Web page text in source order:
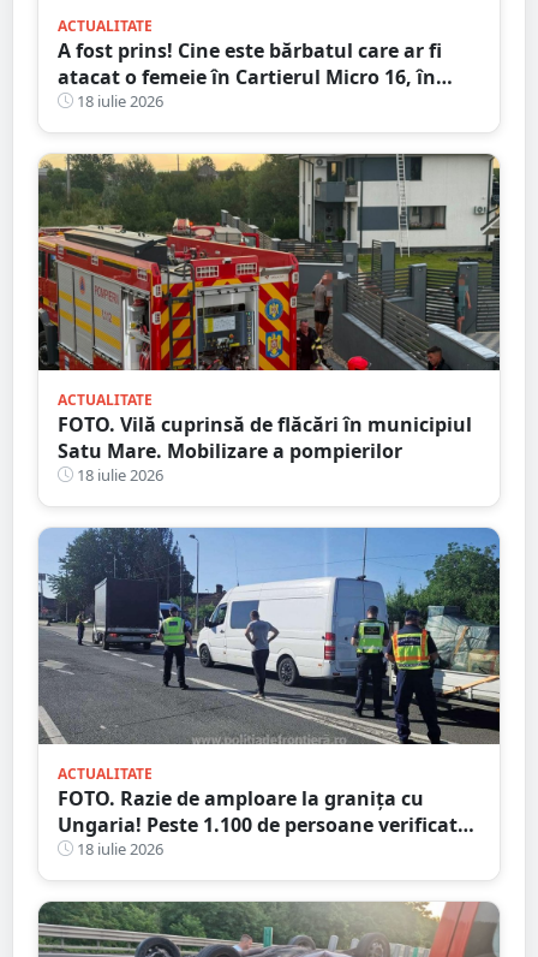
ACTUALITATE
A fost prins! Cine este bărbatul care ar fi
atacat o femeie în Cartierul Micro 16, în
plină zi, pe stradă
18 iulie 2026
ACTUALITATE
FOTO. Vilă cuprinsă de flăcări în municipiul
Satu Mare. Mobilizare a pompierilor
18 iulie 2026
ACTUALITATE
FOTO. Razie de amploare la granița cu
Ungaria! Peste 1.100 de persoane verificate,
amenzi și dosare penale
18 iulie 2026